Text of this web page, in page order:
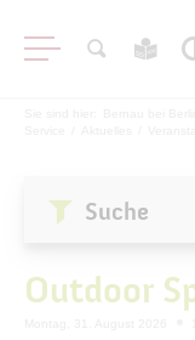
Aktuelles
Outdoor
Suche